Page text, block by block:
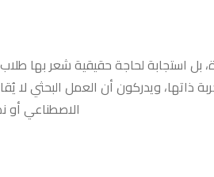
بل استجابة لحاجة حقيقية شعر بها
ذاتها، ويدركون أن العمل
الاصطناعي أو